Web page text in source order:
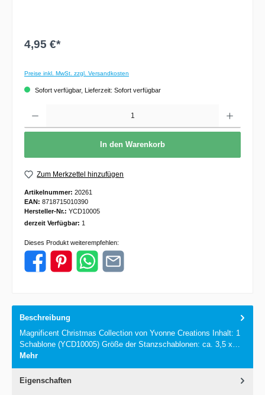
4,95 €*
Preise inkl. MwSt. zzgl. Versandkosten
Sofort verfügbar, Lieferzeit: Sofort verfügbar
In den Warenkorb
Zum Merkzettel hinzufügen
Artikelnummer: 20261
EAN: 8718715010390
Hersteller-Nr.: YCD10005
derzeit Verfügbar: 1
Dieses Produkt weiterempfehlen:
Beschreibung
Magnificent Christmas Collection von Yvonne Creations Inhalt: 1
Schablone (YCD10005) Größe der Stanzschablonen: ca. 3,5 x…
Mehr
Eigenschaften